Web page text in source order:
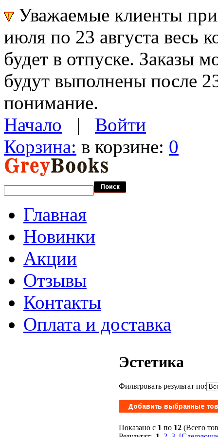
Уважаемые клиенты
июля по 23 августа весь
будет в отпуске. Заказы
будут выполнены после
понимание.
Начало | Войти
Корзина: в корзине: 0
Главная
Новинки
Акции
Отзывы
Контакты
Оплата и доставка
Эстетика
Фильтровать результат по:
Показано с 1 по 12 (Всего